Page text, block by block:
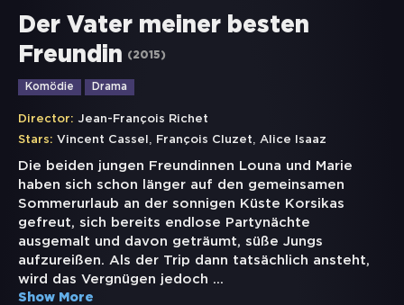
Der Vater meiner besten
Freundin
(2015)
Komödie Drama
Director: Jean-François Richet
Stars: Vincent Cassel , François Cluzet, Alice Isaaz
Die beiden jungen Freundinnen Louna und Marie
haben sich schon länger auf den gemeinsamen
Sommerurlaub an der sonnigen Küste Korsikas
gefreut, sich bereits endlose Partynächte
ausgemalt und davon geträumt, süße Jungs
aufzureißen. Als der Trip dann tatsächlich ansteht,
wird das Vergnügen jedoch ...
Show More